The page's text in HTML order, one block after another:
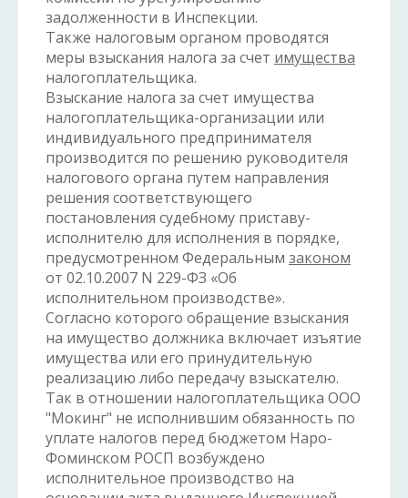
задолженности в Инспекции.
Также налоговым органом проводятся
меры взыскания налога за счет имущества
налогоплательщика.
Взыскание налога за счет имущества
налогоплательщика-организации или
индивидуального предпринимателя
производится по решению руководителя
налогового органа путем направления
решения соответствующего
постановления судебному приставу-
исполнителю для исполнения в порядке,
предусмотренном Федеральным законом
от 02.10.2007 N 229-ФЗ «Об
исполнительном производстве».
Согласно которого обращение взыскания
на имущество должника включает изъятие
имущества или его принудительную
реализацию либо передачу взыскателю.
Так в отношении налогоплательщика ООО
"Мокинг" не исполнившим обязанность по
уплате налогов перед бюджетом Наро-
Фоминском РОСП возбуждено
исполнительное производство на